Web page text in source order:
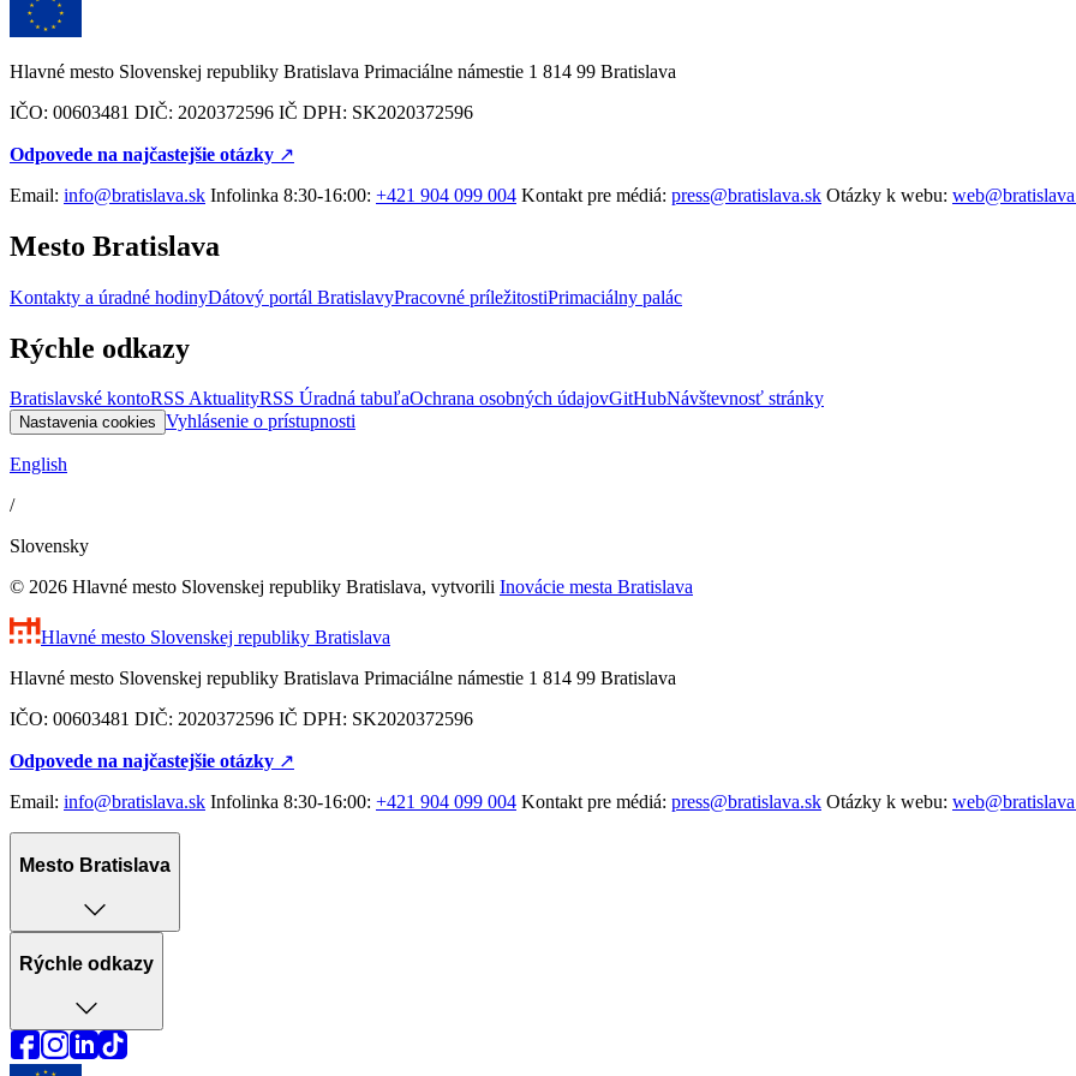
Hlavné mesto Slovenskej republiky Bratislava Primaciálne námestie 1 814 99 Bratislava
IČO: 00603481 DIČ: 2020372596 IČ DPH: SK2020372596
Odpovede na najčastejšie otázky ↗︎
Email: info@bratislava.sk Infolinka 8:30-16:00: +421 904 099 004 Kontakt pre médiá: press@bratislava.sk Otázky k webu:
Mesto Bratislava
Kontakty a úradné hodinyDátový portál BratislavyPracovné príležitostiPrimaciálny palác
Rýchle odkazy
Bratislavské kontoRSS AktualityRSS Úradná tabuľaOchrana osobných údajovGitHubNávštevnosť stránky
Nastavenia cookies Vyhlásenie o prístupnosti
English
/
Slovensky
© 2026 Hlavné mesto Slovenskej republiky Bratislava, vytvorili Inovácie mesta Bratislava
Hlavné mesto Slovenskej republiky Bratislava
Hlavné mesto Slovenskej republiky Bratislava Primaciálne námestie 1 814 99 Bratislava
IČO: 00603481 DIČ: 2020372596 IČ DPH: SK2020372596
Odpovede na najčastejšie otázky ↗︎
Email: info@bratislava.sk Infolinka 8:30-16:00: +421 904 099 004 Kontakt pre médiá: press@bratislava.sk Otázky k webu:
Mesto Bratislava
Rýchle odkazy